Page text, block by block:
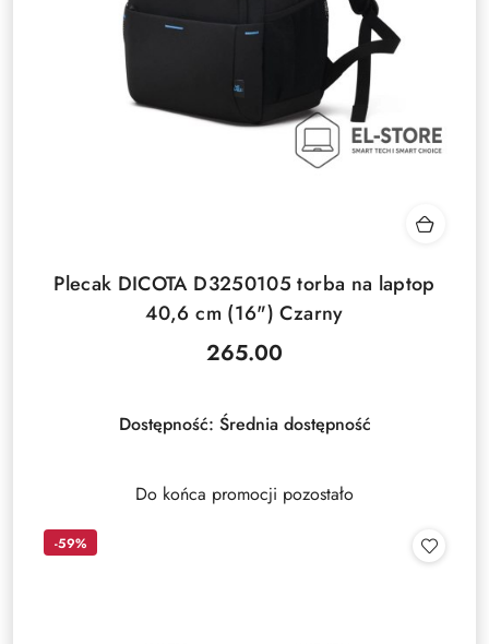
Plecak DICOTA D3250105 torba na laptop
40,6 cm (16") Czarny
Cena:
265.00
Dostępność: Średnia dostępność
Do końca promocji pozostało
-59%